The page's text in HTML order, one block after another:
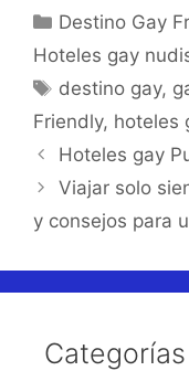
Categorías
Destino Gay
Hoteles gay
Etiquetas
destino gay,
Friendly, hoteles
Hoteles gay
Viajar solo
y consejos para
Categorías